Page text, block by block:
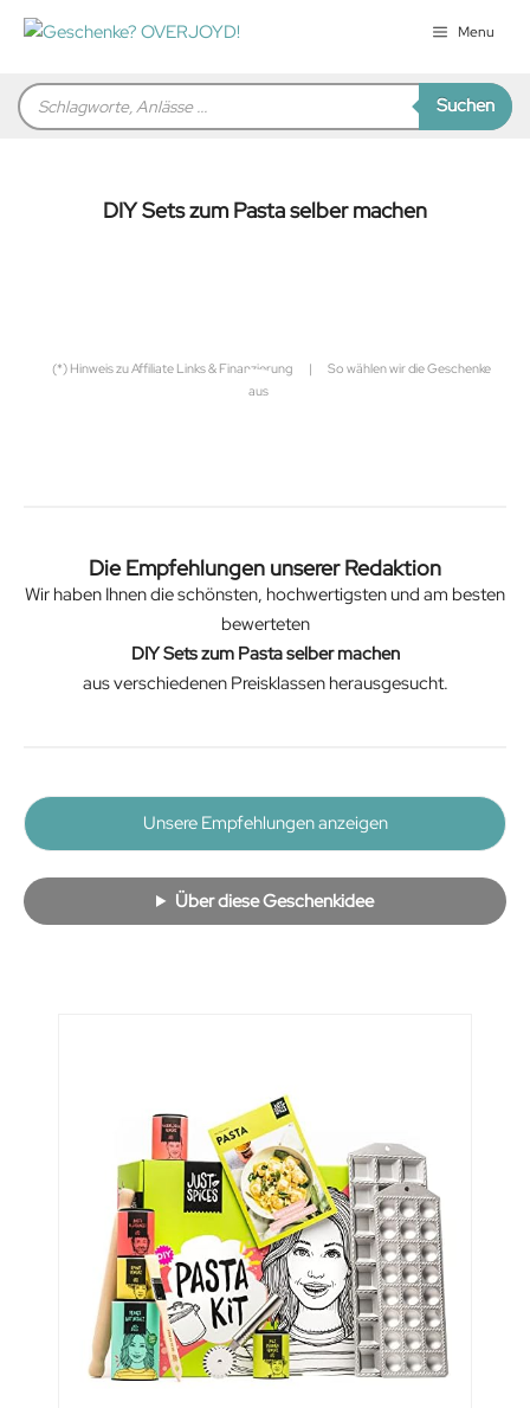
Zum
Inhalt
Menu
Products
search Suchen
DIY Sets zum Pasta selber machen
(*) Hinweis zu Affiliate Links & Finanzierung |
So wählen wir die Geschenke
aus
Die Empfehlungen unserer Redaktion
Wir haben Ihnen die schönsten, hochwertigsten und am besten
bewerteten
DIY Sets zum Pasta selber machen
aus verschiedenen Preisklassen herausgesucht.
Unsere Empfehlungen anzeigen
Über diese Geschenkidee